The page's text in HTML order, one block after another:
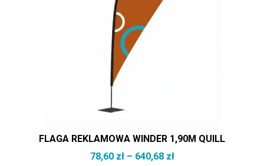
FLAGA REKLAMOWA WINDER 1,90M QUILL
78,60 zł – 640,68 złZakres cen: od